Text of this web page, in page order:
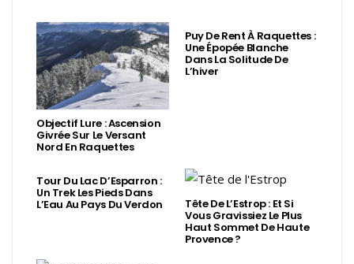
Objectif Lure : Ascension
Givrée Sur Le Versant
Nord En Raquettes
Puy De Rent À Raquettes :
Une Épopée Blanche
Dans La Solitude De
L’hiver
Tour Du Lac D’Esparron :
Un Trek Les Pieds Dans
L’Eau Au Pays Du Verdon Tête De L’Estrop : Et Si
Vous Gravissiez Le Plus
Haut Sommet De Haute
Provence ?